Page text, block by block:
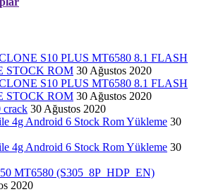
S10 PLUS MT6580 8.1 FLASH
STOCK ROM 30 Ağustos 2020
S10 PLUS MT6580 8.1 FLASH
STOCK ROM 30 Ağustos 2020
crack 30 Ağustos 2020
4g Android 6 Stock Rom Yükleme 30
4g Android 6 Stock Rom Yükleme 30
MT6580 (S305_8P_HDP_EN)
2020